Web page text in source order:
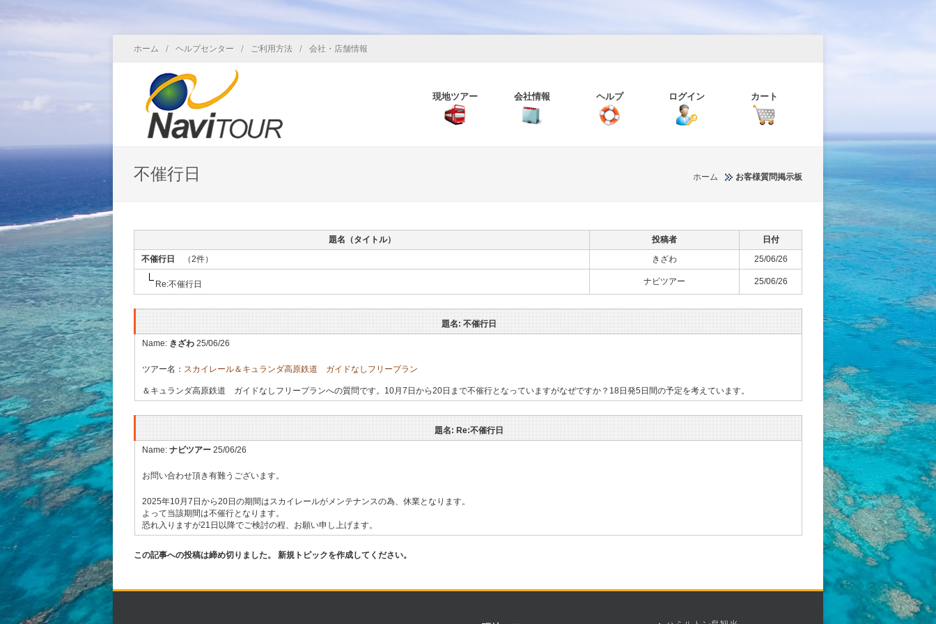
ホーム / ヘルプセンター / ご利用方法 / 会社・店舗情報
現地ツアー 会社情報 ヘルプ ログイン カート
不催行日 ホーム お客様質問掲示板
題名（タイトル） 投稿者
日付
不催行日
（2件） きざわ 25/06/26
Re:不催行日 ナビツアー 25/06/26
題名: 不催行日
Name: きざわ 25/06/26
ツアー名： スカイレール＆キュランダ高原鉄道 ガイドなしフリープラン
＆キュランダ高原鉄道 ガイドなしフリープランへの質問です。10月7日から20日まで不催行となっていますがなぜですか？18日発5日間の予定を考えています。
題名: Re:不催行日
Name: ナビツアー 25/06/26
お問い合わせ頂き有難うございます。
2025年10月7日から20日の期間はスカイレールがメンテナンスの為、休業となります。
よって当該期間は不催行となります。
恐れ入りますが21日以降でご検討の程、お願い申し上げます。
この記事への投稿は締め切りました。 新規トピックを作成してください。